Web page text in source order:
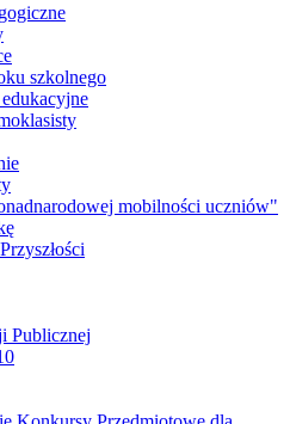
szkolnego
mobilności uczniów"
Publicznej